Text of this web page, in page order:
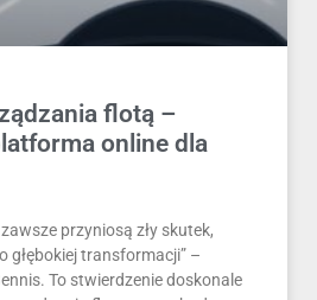
flotą –
online dla
przyniosą zły skutek,
głębokiej transformacji” –
To stwierdzenie doskonale